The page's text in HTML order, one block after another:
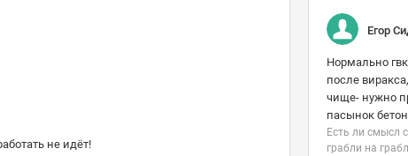
не идёт!
Егор
Нормально
после
чище- нужно
пасынок
Есть ли смысл
грабли на